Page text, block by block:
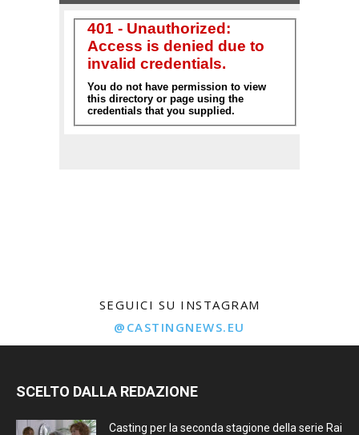
SEGUICI SU INSTAGRAM
@CASTINGNEWS.EU
SCELTO DALLA REDAZIONE
Casting per la seconda stagione della serie Rai